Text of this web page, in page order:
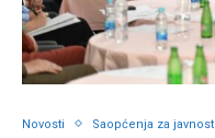
Novosti Saopćenja za javnost